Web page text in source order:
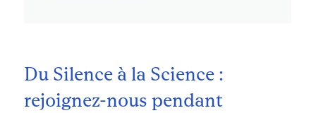
Du Silence à la Science :
rejoignez-nous pendant